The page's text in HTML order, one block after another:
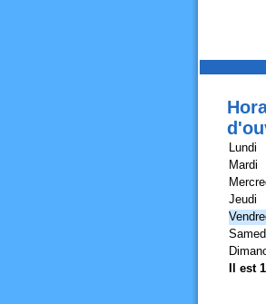
Lundi
Mardi
Jeudi
Il est